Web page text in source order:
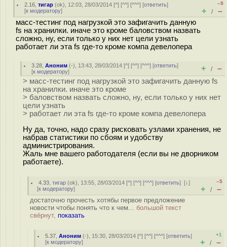
2.16 ,тигар (ok), 12:03, 28/03/2014 [^] [^^] [^^^] [ответить]
[к модератору]
–9
+ / –
масс-тестинг под нагрузкой это зафигачить данную
fs на хранилки. иначе это кроме баловством назвать
сложно, ну, если только у них нет цели узнать
работает ли эта fs где-то кроме компа девелопера
3.28 ,Аноним (-), 13:43, 28/03/2014 [^] [^^] [^^^] [ответить]
[к модератору] + / –
> масс-тестинг под нагрузкой это зафигачить данную fs
на хранилки. иначе это кроме
> баловством назвать сложно, ну, если только у них нет
цели узнать
> работает ли эта fs где-то кроме компа девелопера
Ну да, точно, надо сразу рисковать узлами хранения, не
набрав статистики по сбоям и удобству
администрирования.
Жаль мне вашего работодателя (если вы не дворником
работаете).
4.33 ,тигар (ok), 13:55, 28/03/2014 [^] [^^] [^^^] [ответить][↓]
[к модератору]
–5
+ / –
достаточно прочесть хотябы первое предложение
новости чтобы понять что к чем... большой текст
свёрнут, показать
5.37 ,Аноним (-), 15:30, 28/03/2014 [^] [^^] [^^^] [ответить]
[к модератору]
+1
+ / –